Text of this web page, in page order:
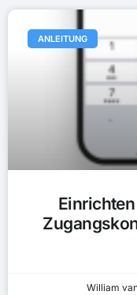
ANLEITUNG
William